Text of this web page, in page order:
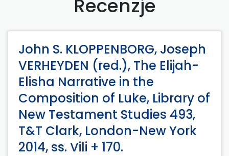
Recenzje
John S. KLOPPENBORG, Joseph
VERHEYDEN (red.), The Elijah-
Elisha Narrative in the
Composition of Luke, Library of
New Testament Studies 493,
T&T Clark, London-New York
2014, ss. Vili + 170.